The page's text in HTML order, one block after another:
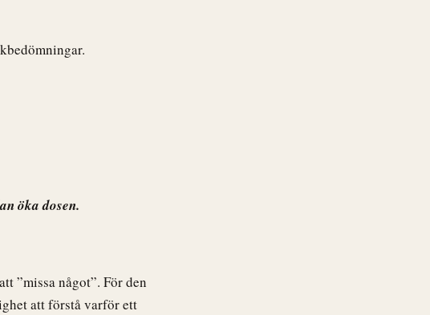
öka dosen.
”missa något”. För den
att förstå varför ett